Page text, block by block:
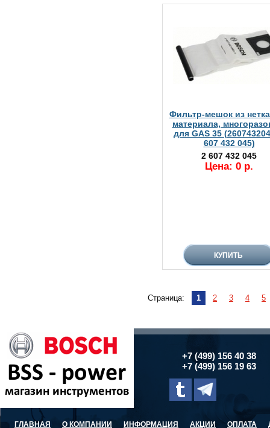
Фильтр-мешок из
материала,
для GAS 35
607 432 045)
2 607 432 045
Цена: 0 р.
Страница: 1 2 3 4 5
+7 (499) 156 40 38
+7 (499) 156 19 63
ГЛАВНАЯ О КОМПАНИИ ИНФОРМАЦИЯ АКЦИИ ОПЛАТА